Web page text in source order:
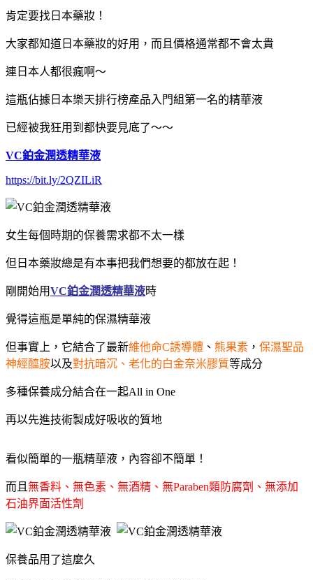
肯定要找日本藥妝！
大家都知道日本藥妝的好用，而且價格通常都不會太貴
連日本人都很瘋啊～
這瓶佔據日本樂天排行榜產品入門組第一名的精華液
已經被我狂用到都快要見底了～～
VC鉑金潤透精華液
https://bit.ly/2QZILiR
女生每個時期的保養需求都不太一樣
但日本藥妝總是有本事把我們想要的都放在起！
剛開始用VC鉑金潤透精華液時
覺得這瓶是單純的保濕精華液
但事實上，它結合了最新維他命C誘導體 、 熊果素 ， 保濕聖品
神經醯胺以及對抗暗沉、老化的白金奈米膠質等成分
多種保養成分結合在一起All in One
再以先進技術製成好吸收的質地
看似簡單的一瓶精華液，內容卻不簡單！
而且 無香料、無色素、無酒精、無Paraben類防腐劑、無添加
石油界面活性劑
保養品用了這麼久